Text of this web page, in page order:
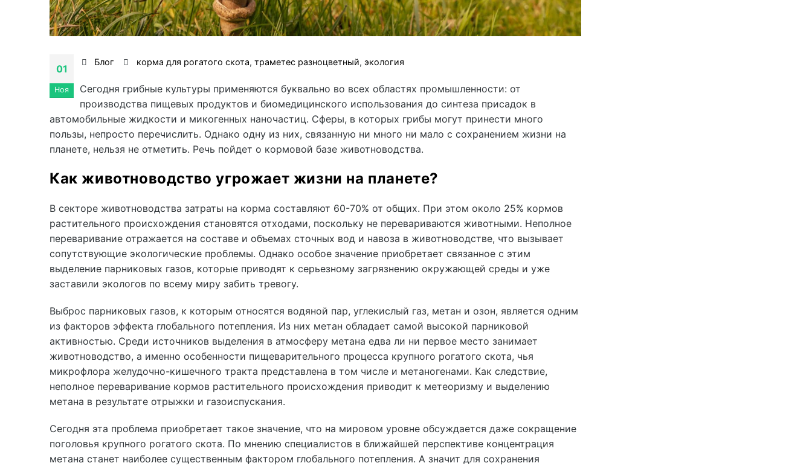
01
Ноя
Блог корма для рогатого скота, траметес разноцветный, экология
Сегодня грибные культуры применяются буквально во всех областях промышленности: от
производства пищевых продуктов и биомедицинского использования до синтеза присадок в
автомобильные жидкости и микогенных наночастиц. Сферы, в которых грибы могут принести много
пользы, непросто перечислить. Однако одну из них, связанную ни много ни мало с сохранением жизни на
планете, нельзя не отметить. Речь пойдет о кормовой базе животноводства.
Как животноводство угрожает жизни на планете?
В секторе животноводства затраты на корма составляют 60-70% от общих. При этом около 25% кормов
растительного происхождения становятся отходами, поскольку не перевариваются животными. Неполное
переваривание отражается на составе и объемах сточных вод и навоза в животноводстве, что вызывает
сопутствующие экологические проблемы. Однако особое значение приобретает связанное с этим
выделение парниковых газов, которые приводят к серьезному загрязнению окружающей среды и уже
заставили экологов по всему миру забить тревогу.
Выброс парниковых газов, к которым относятся водяной пар, углекислый газ, метан и озон, является одним
из факторов эффекта глобального потепления. Из них метан обладает самой высокой парниковой
активностью. Среди источников выделения в атмосферу метана едва ли ни первое место занимает
животноводство, а именно особенности пищеварительного процесса крупного рогатого скота, чья
микрофлора желудочно-кишечного тракта представлена в том числе и метаногенами. Как следствие,
неполное переваривание кормов растительного происхождения приводит к метеоризму и выделению
метана в результате отрыжки и газоиспускания.
Сегодня эта проблема приобретает такое значение, что на мировом уровне обсуждается даже сокращение
поголовья крупного рогатого скота. По мнению специалистов в ближайшей перспективе концентрация
метана станет наиболее существенным фактором глобального потепления. А значит для сохранения